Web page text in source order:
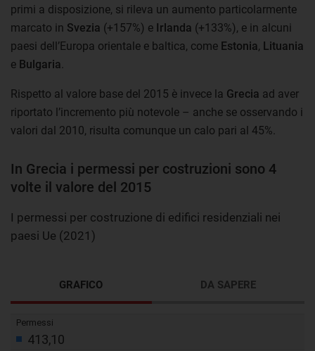
primi a disposizione, si rileva un aumento particolarmente
marcato in Svezia (+157%) e Irlanda (+133%), e in alcuni
paesi dell’Europa orientale e baltica, come Estonia, Lituania
e Bulgaria
Rispetto al valore base del 2015 è invece la Grecia ad aver
riportato l’incremento più notevole – anche se osservando i
valori dal 2010, risulta comunque un calo pari al 45%.
In Grecia i permessi per costruzioni sono 4
volte il valore del 2015
I permessi per costruzione di edifici residenziali nei
paesi Ue (2021)
GRAFICO DA SAPERE